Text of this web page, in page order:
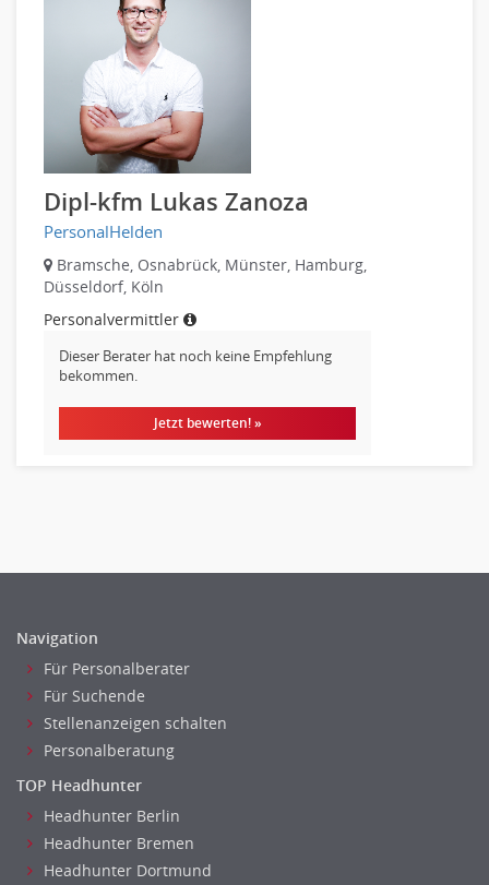
Vertriebsmarketing
Human Resources
Personal Leitung, Teamleitung
rec2rec
Recruiting, Personalmarketing
Referent
Anwaltschaft
Justiziariat, Rechtsabteilung
Notar-, Justizfachangestellter, Anwaltsfachgehilfe
Notariat
Richter, Justizbeamte
Analyst
Anlageberatung, Vermögensberatung
Asset-/Fonds-Management
Börsenhandel
Banken, Finanzdienstleister und Versicherungen Leitung,
Teamleitung
Mergers & Acquisitions
Privatkundengeschäft
Mathematik, Produkt, Statistik
Versicherung: Sachbearbeitung
Zahlungsverkehr
Ausbilder
Berufsschule
Pharmaindustrie
Textilien & Bekleidung
Transport & Logistik
Unternehmensberatung
Versicherungen
Dipl-kfm Lukas Zanoza
PersonalHelden
Bramsche, Osnabrück, Münster, Hamburg,
Düsseldorf, Köln
Personalvermittler
Dieser Berater hat noch keine Empfehlung
bekommen.
Jetzt bewerten! »
Navigation
Für Personalberater
Für Suchende
Stellenanzeigen schalten
Personalberatung
TOP Headhunter
Headhunter Berlin
Headhunter Bremen
Headhunter Dortmund